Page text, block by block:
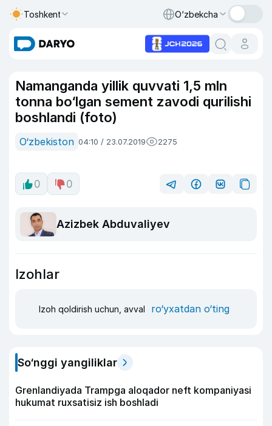
Toshkent O‘zbekcha
Namanganda yillik quvvati 1,5 mln
tonna bo‘lgan sement zavodi qurilishi
boshlandi (foto)
O‘zbekiston 04:10 / 23.07.2019 2275
0 0
Azizbek Abduvaliyev
Izohlar
Izoh qoldirish uchun, avval ro‘yxatdan o‘ting
So‘nggi yangiliklar
Grenlandiyada Trampga aloqador neft kompaniyasi
hukumat ruxsatisiz ish boshladi